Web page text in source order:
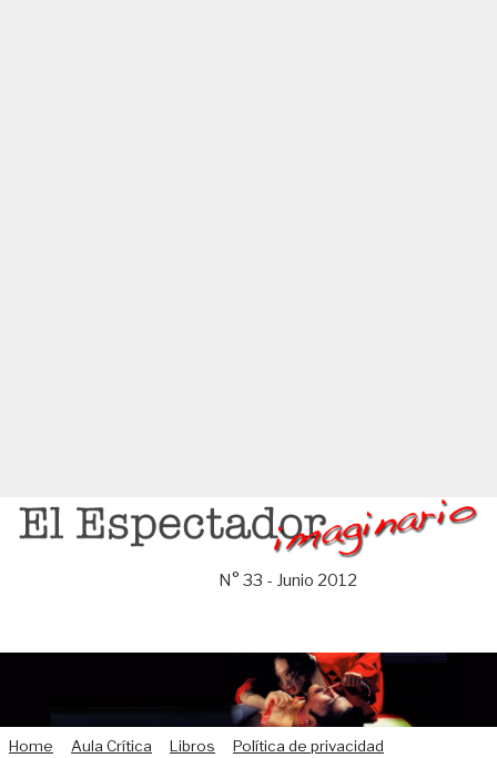
Saltar
N° 33 - Junio 2012
Home Aula Crítica Libros
Política de privacidad